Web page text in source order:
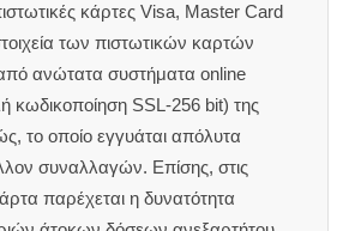
κάρτες Visa, Master Card
των πιστωτικών καρτών
ανώτατα συστήματα online
κωδικοποίηση SSL-256 bit) της
το οποίο εγγυάται απόλυτα
συναλλαγών. Επίσης, στις
παρέχεται η δυνατότητα